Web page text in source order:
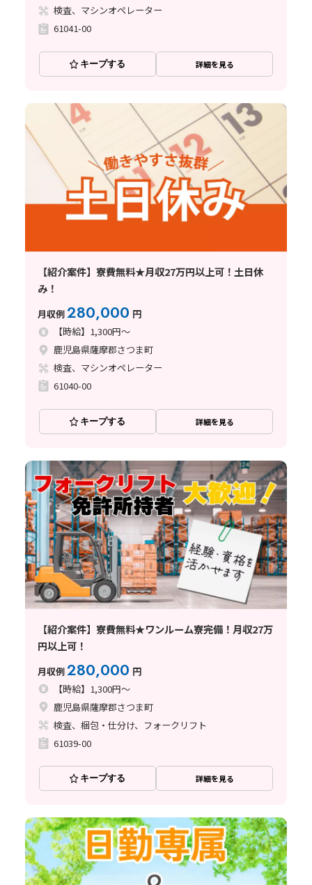
検査、マシンオペレーター
61041-00
キープする 詳細を見る
【紹介案件】寮費無料★月収27万円以上可！土日休
み！
月収例280,000 円
【時給】1,300円～
鹿児島県薩摩郡さつま町
検査、マシンオペレーター
61040-00
キープする 詳細を見る
【紹介案件】寮費無料★ワンルーム寮完備！月収27万
円以上可！
月収例280,000 円
【時給】1,300円～
鹿児島県薩摩郡さつま町
検査、梱包・仕分け、フォークリフト
61039-00
キープする 詳細を見る